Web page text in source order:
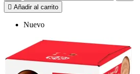
 Añadir al carrito
Nuevo